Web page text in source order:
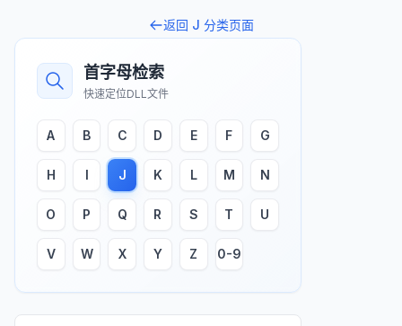
返回 J 分类页面
首字母检索
快速定位DLL文件
A B C D E F G
H I J K L M N
O P Q R S T U
V W X Y Z 0-9